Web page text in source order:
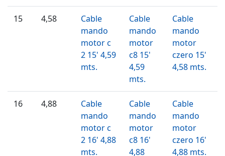
15 4,58
Cable
mando
motor c
2 15' 4,59
mts.
Cable
mando
motor
c8 15'
4,59
mts.
Cable
mando
motor
czero 15'
4,58 mts.
16 4,88
Cable
mando
motor c
2 16' 4,88
mts.
Cable
mando
motor
c8 16'
4,88
Cable
mando
motor
czero 16'
4,88 mts.